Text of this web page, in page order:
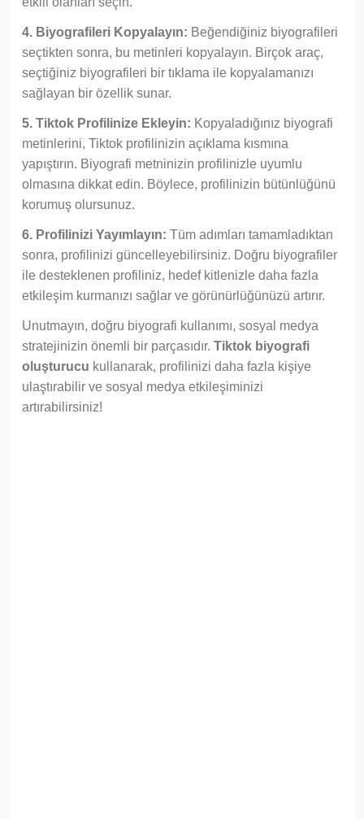
4. Biyografileri Kopyalayın: Beğendiğiniz biyografileri
seçtikten sonra, bu metinleri kopyalayın. Birçok araç,
seçtiğiniz biyografileri bir tıklama ile kopyalamanızı
sağlayan bir özellik sunar.
5. Tiktok Profilinize Ekleyin: Kopyaladığınız biyografi
metinlerini, Tiktok profilinizin açıklama kısmına
yapıştırın. Biyografi metninizin profilinizle uyumlu
olmasına dikkat edin. Böylece, profilinizin bütünlüğünü
korumuş olursunuz.
6. Profilinizi Yayımlayın: Tüm adımları tamamladıktan
sonra, profilinizi güncelleyebilirsiniz. Doğru biyografiler
ile desteklenen profiliniz, hedef kitlenizle daha fazla
etkileşim kurmanızı sağlar ve görünürlüğünüzü artırır.
Unutmayın, doğru biyografi kullanımı, sosyal medya
stratejinizin önemli bir parçasıdır. Tiktok biyografi
oluşturucu kullanarak, profilinizi daha fazla kişiye
ulaştırabilir ve sosyal medya etkileşiminizi
artırabilirsiniz!